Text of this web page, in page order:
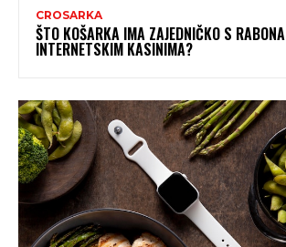
CROSARKA
ŠTO KOŠARKA IMA ZAJEDNIČKO S RABONA
INTERNETSKIM KASINIMA?